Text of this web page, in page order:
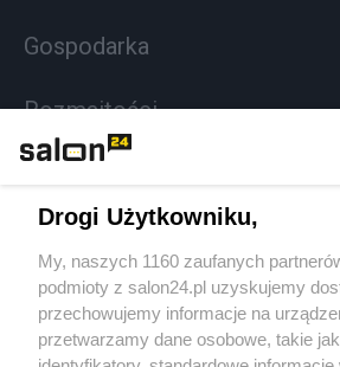
Gospodarka
Rozmaitości
Sport
Społeczeństwo
Drogi Użytkowniku,
My, naszych 1160 zaufanych
podmioty z salon24.pl uzyskujemy
przechowujemy informacje na
przetwarzamy dane osobowe, takie